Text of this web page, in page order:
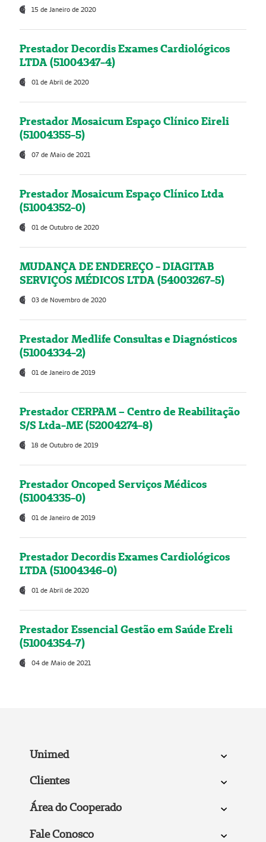
15 de Janeiro de 2020
Prestador Decordis Exames Cardiológicos
LTDA (51004347-4)
01 de Abril de 2020
Prestador Mosaicum Espaço Clínico Eireli
(51004355-5)
07 de Maio de 2021
Prestador Mosaicum Espaço Clínico Ltda
(51004352-0)
01 de Outubro de 2020
MUDANÇA DE ENDEREÇO - DIAGITAB
SERVIÇOS MÉDICOS LTDA (54003267-5)
03 de Novembro de 2020
Prestador Medlife Consultas e Diagnósticos
(51004334-2)
01 de Janeiro de 2019
Prestador CERPAM – Centro de Reabilitação
S/S Ltda-ME (52004274-8)
18 de Outubro de 2019
Prestador Oncoped Serviços Médicos
(51004335-0)
01 de Janeiro de 2019
Prestador Decordis Exames Cardiológicos
LTDA (51004346-0)
01 de Abril de 2020
Prestador Essencial Gestão em Saúde Ereli
(51004354-7)
04 de Maio de 2021
Unimed
Clientes
Área do Cooperado
Fale Conosco